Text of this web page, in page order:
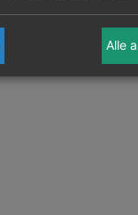
Alle